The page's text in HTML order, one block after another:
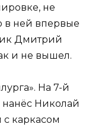
не
в ней впервые
Дмитрий
и не вышел.
На 7-й
Николай
каркасом